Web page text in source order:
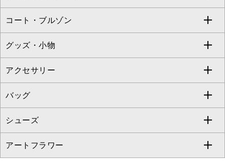
カーディガン
アンサンブルセット
ベスト・ジレ
パーカー
タンクトップ・キャミソール
スウェット・ジャージー
チュニック
ジャンパースカート
その他のワンピース・ドレス
クロップド・半端丈パンツ
ガウチョ・ワイドパンツ
ハーフ・ショート丈パンツ
サロペット・オールインワン
その他のパンツ
ロング・マキシ丈スカート
ひざ丈スカート
ミモレ丈スカート
ショート・ミニ丈スカート
その他のスカート
すべてのジャケット・スーツ
テーラードジャケット
ノーカラージャケット
セットアップ
セットアップジャケット
セットアップパンツ
コート・ブルゾン
すべてのコート・ブルゾン
トレンチコート
ピーコート
ダッフルコート
チェスターコート
グッズ・小物
すべてのグッズ・小物
マスク
ストール・マフラー・スヌード
ベルト・サスペンダー
アクセサリー
すべてのアクセサリー
ネックレス
ピアス・イヤリング
バッグ
すべてのバッグ
トートバッグ
シューズ
すべてのシューズ
アートフラワー